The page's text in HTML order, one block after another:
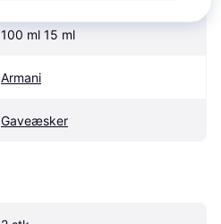
100 ml 15 ml
Armani
Gaveæsker